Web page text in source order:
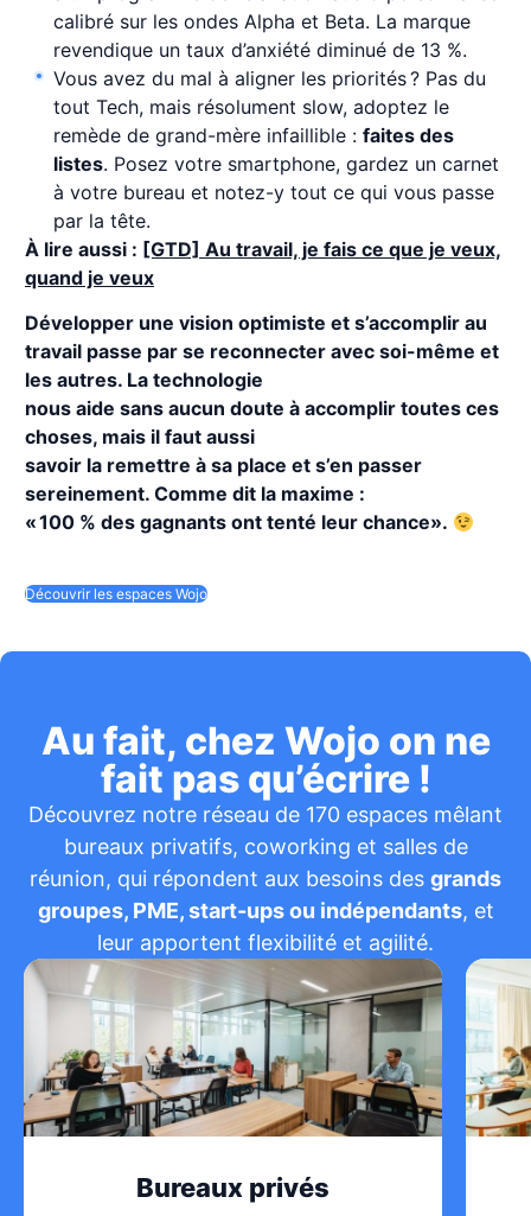
calibré sur les ondes Alpha et Beta. La marque
revendique un taux d’anxiété diminué de 13 %.
Vous avez du mal à aligner les priorités ? Pas du
tout Tech, mais résolument slow, adoptez le
remède de grand-mère infaillible : faites des
listes. Posez votre smartphone, gardez un carnet
à votre bureau et notez-y tout ce qui vous passe
par la tête.
À lire aussi : [GTD] Au travail, je fais ce que je veux,
quand je veux
Développer une vision optimiste et s’accomplir au
travail passe par se reconnecter avec soi-même et
les autres. La technologie
nous aide sans aucun doute à accomplir toutes ces
choses, mais il faut aussi
savoir la remettre à sa place et s’en passer
sereinement. Comme dit la maxime :
« 100 % des gagnants ont tenté leur chance».
Découvrir les espaces Wojo
Au fait, chez Wojo on ne
fait pas qu’écrire !
Découvrez notre réseau de 170 espaces mêlant
bureaux privatifs, coworking et salles de
réunion, qui répondent aux besoins des grands
groupes, PME, start-ups ou indépendants, et
leur apportent flexibilité et agilité.
Bureaux privés